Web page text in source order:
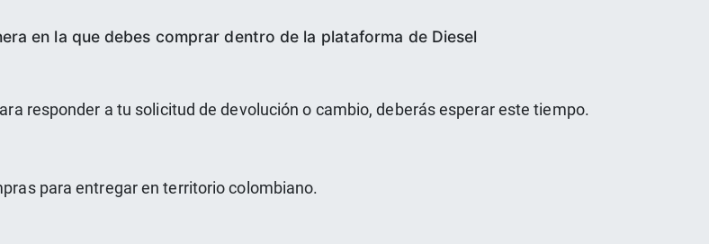
en la que debes comprar dentro de la plataforma de Diesel
responder a tu solicitud de devolución o cambio, deberás esperar este tiempo.
para entregar en territorio colombiano.